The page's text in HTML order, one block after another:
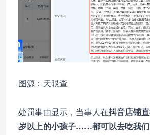
图源：天眼查
处罚事由显示，当事人在抖音店铺
岁以上的小孩子……都可以去吃我们